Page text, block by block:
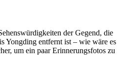
der Gegend, die
Yongding entfernt ist – wie wäre es
um ein paar Erinnerungsfotos zu